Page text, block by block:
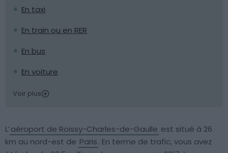
En taxi
En train ou en RER
En bus
En voiture
Voir plus
L’aéroport de Roissy-Charles-de-Gaulle est situé à 26
km au nord-est de Paris. En terme de trafic, vous avez